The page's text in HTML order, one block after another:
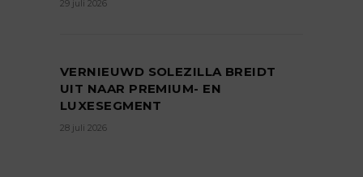
29 juli 2026
VERNIEUWD SOLEZILLA BREIDT
UIT NAAR PREMIUM- EN
LUXESEGMENT
28 juli 2026